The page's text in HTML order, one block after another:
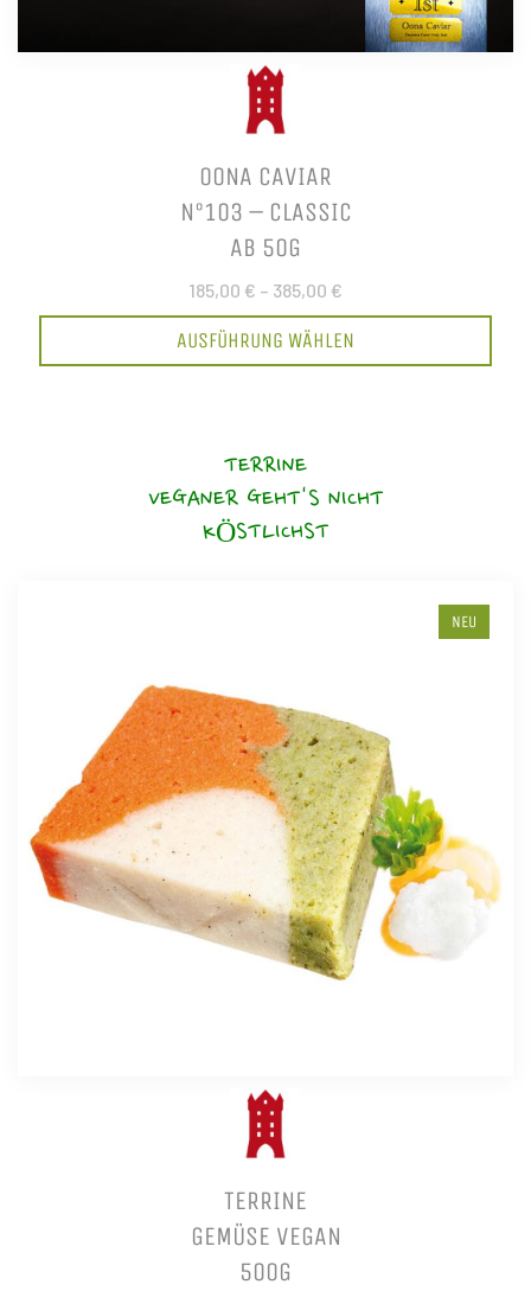
OONA CAVIAR
N°103 – CLASSIC
AB 50G
185,00 € – 385,00 €
AUSFÜHRUNG WÄHLEN
TERRINE
VEGANER GEHT'S NICHT
KÖSTLICHST
NEU
TERRINE
GEMÜSE VEGAN
500G